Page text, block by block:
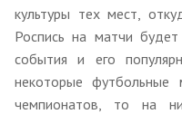
культуры тех мест,
Роспись на матчи будет
события и его
некоторые футбольные
чемпионатов, то на